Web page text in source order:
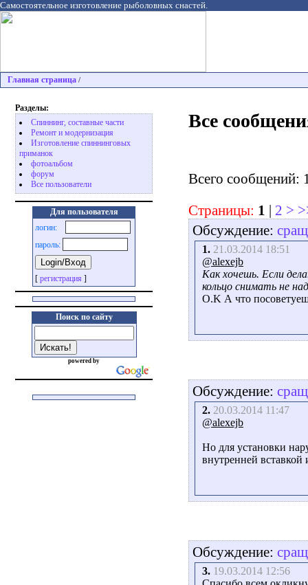
Самостоятельное изготовление рыболовных снастей.
Главная страница /
Разделы:
Спиннинг, составные части
Ремонт и модернизация
Изготовление спиннинговых
приманок
фотоальбом
форум
Все пользователи
Для пользователя
логин:
пароль:
[ регистрация ]
Поиск по сайту
powered by
Все
Всего сообщений:
Страницы: 1 2 >
Обсуждение:
1. 21.03.2014 18:51
@alexejb
Как хочешь. Если
кольцо снимать не
O.K А что
Обсуждение:
2. 20.03.2014 11:47
@alexejb
Но для установки
внутренней вставкой
Обсуждение:
3. 19.03.2014 12:56